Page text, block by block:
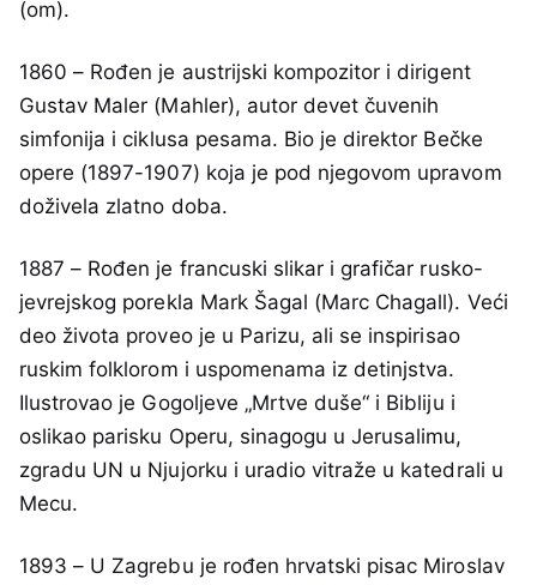
(om).
1860 – Rođen je austrijski kompozitor i dirigent
Gustav Maler (Mahler), autor devet čuvenih
simfonija i ciklusa pesama. Bio je direktor Bečke
opere (1897-1907) koja je pod njegovom upravom
doživela zlatno doba.
1887 – Rođen je francuski slikar i grafičar rusko-
jevrejskog porekla Mark Šagal (Marc Chagall). Veći
deo života proveo je u Parizu, ali se inspirisao
ruskim folklorom i uspomenama iz detinjstva.
Ilustrovao je Gogoljeve „Mrtve duše“ i Bibliju i
oslikao parisku Operu, sinagogu u Jerusalimu,
zgradu UN u Njujorku i uradio vitraže u katedrali u
Mecu.
1893 – U Zagrebu je rođen hrvatski pisac Miroslav